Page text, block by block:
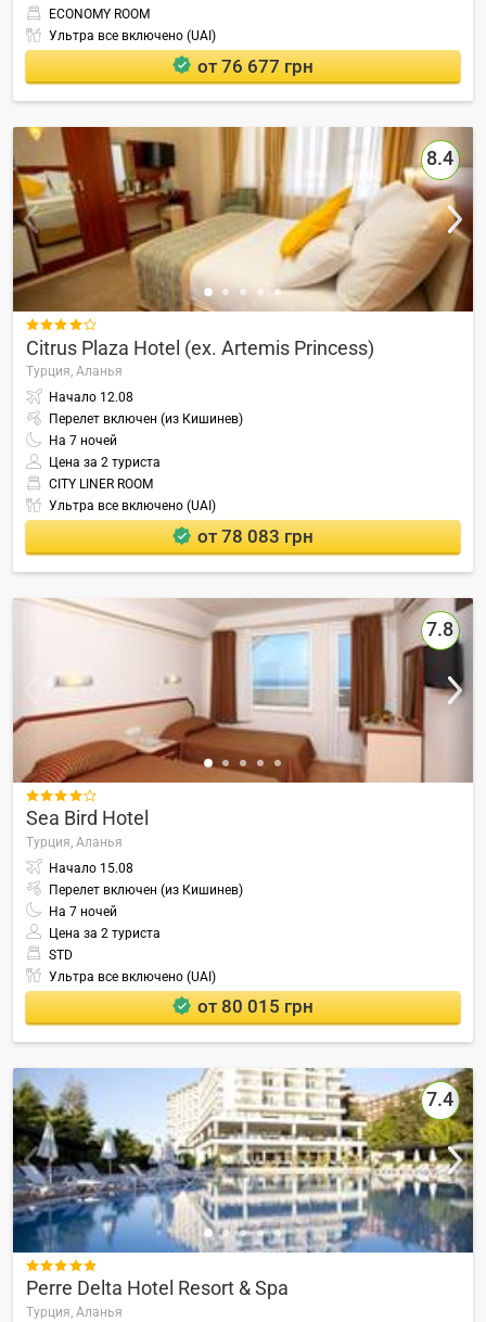
ECONOMY ROOM
Ультра все включено (UAI)
от 76 677 грн
8.4

Citrus Plaza Hotel (ex. Artemis Princess)
Турция, Аланья
Начало 12.08
Перелет включен (из Кишинев)
На 7 ночей
Цена за 2 туриста
CITY LINER ROOM
Ультра все включено (UAI)
от 78 083 грн
7.8

Sea Bird Hotel
Турция, Аланья
Начало 15.08
Перелет включен (из Кишинев)
На 7 ночей
Цена за 2 туриста
STD
Ультра все включено (UAI)
от 80 015 грн
7.4

Perre Delta Hotel Resort & Spa
Турция, Аланья